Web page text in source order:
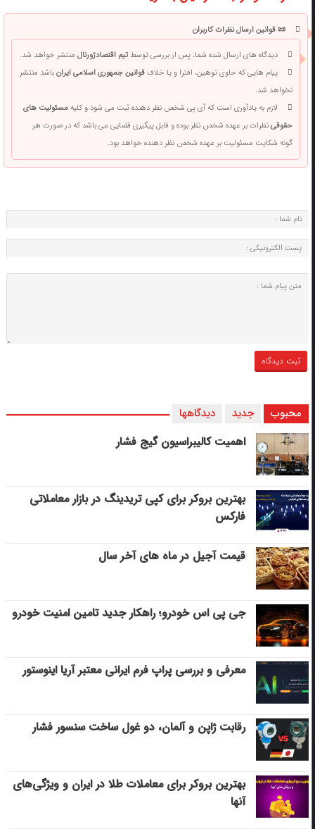
📜 قوانین ارسال نظرات کاربران
دیدگاه های ارسال شده شما، پس از بررسی توسطتیم اقتصادژورنالمنتشر خواهد شد.
پیام هایی که حاوی توهین، افترا و یا خلافقوانین جمهوری اسلامی ایرانباشد منتشر
نخواهد شد.
لازم به یادآوری است که آی پی شخص نظر دهنده ثبت می شود و کلیهمسئولیت های
حقوقینظرات بر عهده شخص نظر بوده و قابل پیگیری قضایی می باشد که در صورت هر
گونه شکایت مسئولیت بر عهده شخص نظر دهنده خواهد بود.
محبوب جدید دیدگاهها
اهمیت کالیبراسیون گیج فشار
بهترین بروکر برای کپی‌ تریدینگ در بازار معاملاتی
فارکس
قیمت آجیل در ماه های آخر سال
جی پی اس خودرو؛ راهکار جدید تامین امنیت خودرو
معرفی و بررسی پراپ فرم ایرانی معتبر آریا اینوستور
رقابت ژاپن و آلمان، دو غول ساخت سنسور فشار
بهترین بروکر برای معاملات طلا در ایران و ویژگی‌های
آنها